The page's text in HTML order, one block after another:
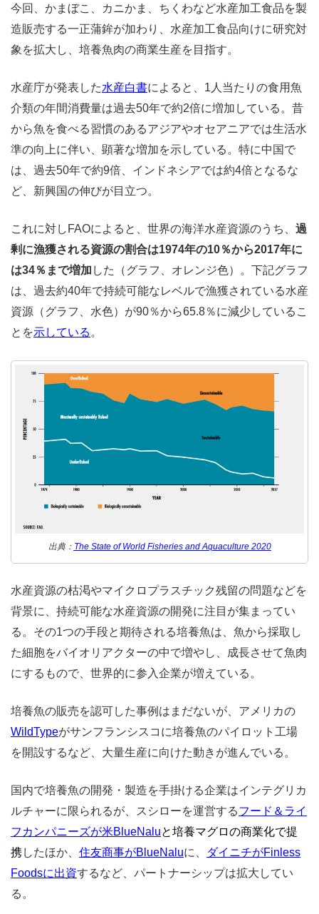
今回、かまぼこ、カニかま、ちくわなど水産加工食品を製
造販売する一正蒲鉾が加わり、水産加工食品向けに研究対
象を拡大し、培養魚肉の商業生産を目指す。
水産庁が発表した水産白書によると、1人当たりの食用魚
介類の年間消費量は過去50年で約2倍に増加している。昔
から魚を食べる習慣のあるアジアやオセアニアでは生活水
準の向上に伴い、顕著な増加を示している。特に中国で
は、過去50年で約9倍、インドネシアでは約4倍となるな
ど、新興国の伸びが目立つ。
これに対しFAOによると、世界の海洋水産資源のうち、 過
剰に漁獲される資源の割合は1974年の10％から2017年に
は34％まで増加 した（グラフ、オレンジ色）。下記グラフ
は、過去約40年で持続可能なレベルで漁獲されている水産
資源（グラフ、水色）が90％から65.8％に減少しているこ
とを示している 。
出典： The State of World Fisheries and Aquaculture 2020
水産資源の枯渇やマイクロプラスチック残留の問題などを
背景に、持続可能な水産資源の開発に注目が集まってい
る。その1つの手段と期待される培養魚は、魚から採取し
た細胞をバイオリアクターの中で増やし、成長させて魚肉
にするもので、世界的に参入企業が増えている。
培養魚の販売を認可した事例はまだないが、アメリカの
WildTypeがサンフランシスコに培養魚のパイロット工場
を開設するなど、大量生産に向けた動きが進んでいる。
国内で培養魚の開発・製造を手掛ける企業はインテグリカ
ルチャーに限られるが、スシローを運営するフード＆ライ
フカンパニーズが米BlueNaluと培養マグロの商業化で提
携したほか、 住友商事がBlueNaluに、
ダイニチがFinless
Foodsに出資するなど、パートナーシップは拡大してい
る。